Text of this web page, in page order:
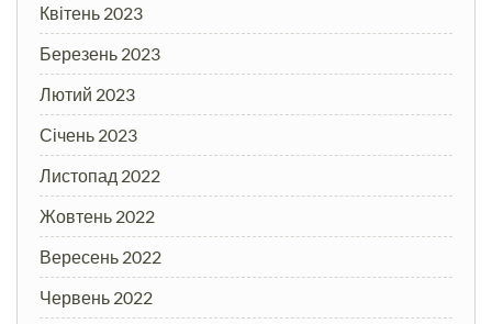
Квітень 2023
Березень 2023
Лютий 2023
Січень 2023
Листопад 2022
Жовтень 2022
Вересень 2022
Червень 2022